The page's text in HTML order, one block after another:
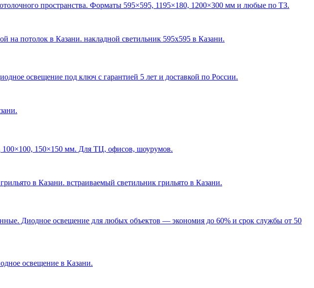
пространства. Форматы 595×595, 1195×180, 1200×300 мм и любые по ТЗ.
на потолок в Казани. накладной светильник 595х595 в Казани.
освещение под ключ с гарантией 5 лет и доставкой по России.
.
100×100, 150×150 мм. Для ТЦ, офисов, шоурумов.
в Казани. встраиваемый светильник грильято в Казани.
Диодное освещение для любых объектов — экономия до 60% и срок службы от 50
освещение в Казани.